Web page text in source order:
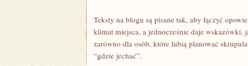
Teksty na blogu są pisane tak, aby łączyć
klimat miejsca, a jednocześnie daje
zarówno dla osób, które lubią planować
“gdzie jechać”.